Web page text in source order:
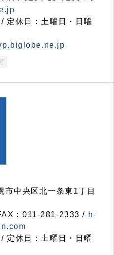
定休日：土曜日・日曜
中央区北一条東1丁目
：011-281-2333 / h-
定休日：土曜日・日曜